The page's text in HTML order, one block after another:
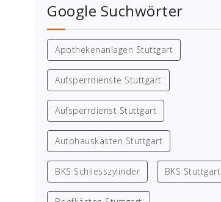
Google Suchwörter
Apothekenanlagen Stuttgart
Aufsperrdienste Stuttgart
Aufsperrdienst Stuttgart
Autohauskästen Stuttgart
BKS Schliesszylinder BKS Stuttgart